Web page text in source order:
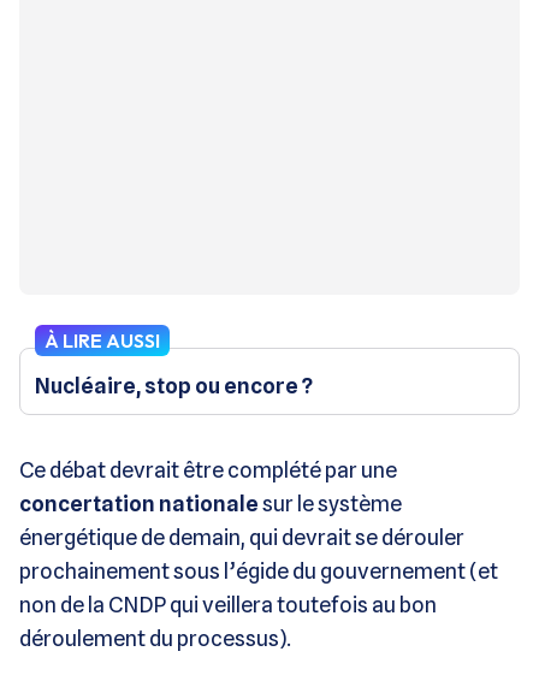
À LIRE AUSSI
Nucléaire, stop ou encore ?
Ce débat devrait être complété par une
concertation nationalesur le système
énergétique de demain, qui devrait se dérouler
prochainement sous l’égide du gouvernement (et
non de la CNDP qui veillera toutefois au bon
déroulement du processus).